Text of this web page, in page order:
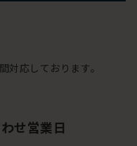
応しております。
せ営業日